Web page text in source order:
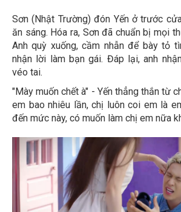
Sơn (Nhật Trường) đón Yến ở trước
ăn sáng. Hóa ra, Sơn đã chuẩn bị mọi
Anh quỳ xuống, cầm nhẫn để bày tỏ
nhận lời làm bạn gái. Đáp lại, anh
véo tai.
"Mày muốn chết à" - Yến thẳng thắn từ
em bao nhiêu lần, chị luôn coi em là
đến mức này, có muốn làm chị em nữa